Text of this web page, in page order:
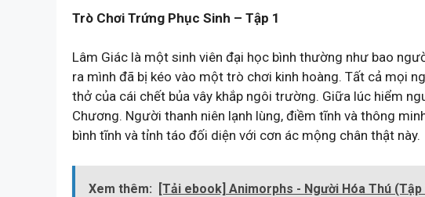
Trò Chơi Trứng Phục Sinh – Tập 1
Lâm Giác là một sinh viên đại học bình thường như bao
ra mình đã bị kéo vào một trò chơi kinh hoàng. Tất cả mọi
thở của cái chết bủa vây khắp ngôi trường. Giữa lúc hiểm
Chương. Người thanh niên lạnh lùng, điềm tĩnh và thông
bình tĩnh và tỉnh táo đối diện với cơn ác mộng chân thật này.
Xem thêm: [Tải ebook] Animorphs - Người Hóa Thú (Tập